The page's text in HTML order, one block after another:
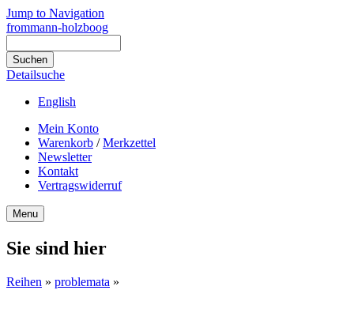
Jump to Navigation
frommann-holzboog
Detailsuche
English
Mein Konto
Warenkorb /Merkzettel
Newsletter
Kontakt
Vertragswiderruf
Menu
Sie sind hier
Reihen » problemata »